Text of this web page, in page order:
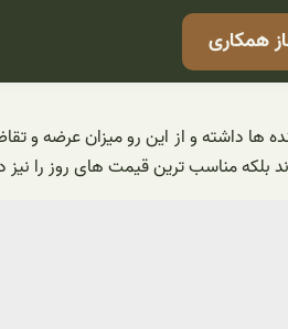
همکاری
داشته و از این رو میزان عرضه و
بلکه مناسب ترین قیمت های روز را نیز